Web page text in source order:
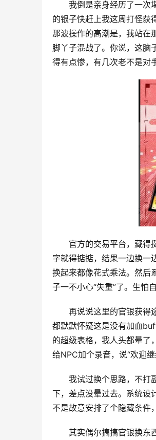
我倒是亲身经历了一次
的银子快赶上我这周打怪获
那波操作的高潮是，我站
脚丫子混战了。你说，这脑
得有点惨，有几次老不是对
官方的交易平台，藏得
字就得掂掂，结果一边换一
换起来都像花式乘法。然后
子一不小心“失重”了。生怕
再说说这里的官银获得
都默默怀疑这是没有加血
的超级表格，我人头都晕了
给NPC加个录音，说“欢迎继
我试过换个思路，不打
下，差点没晕过去。系统设
不是故意安排了个隐藏条件
其实偶尔搞搞官银换东